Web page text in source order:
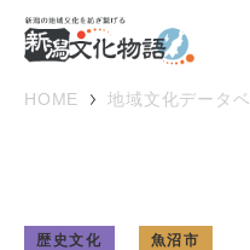
HOME 地域文化データ
歴史文化 魚沼市